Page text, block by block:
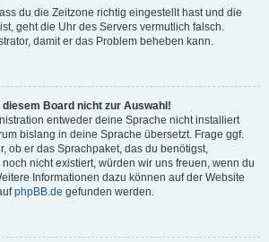
du die Zeitzone richtig eingestellt hast und die
geht die Uhr des Servers vermutlich falsch.
damit er das Problem beheben kann.
Board nicht zur Auswahl!
entweder deine Sprache nicht installiert
bislang in deine Sprache übersetzt. Frage ggf.
ob er das Sprachpaket, das du benötigst,
nicht existiert, würden wir uns freuen, wenn du
Informationen dazu können auf der Website
phpBB.de gefunden werden.